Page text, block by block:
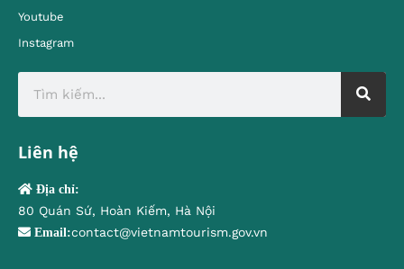
Youtube
Instagram
Liên hệ
Địa chỉ:
80 Quán Sứ, Hoàn Kiếm, Hà Nội
Email:contact@vietnamtourism.gov.vn